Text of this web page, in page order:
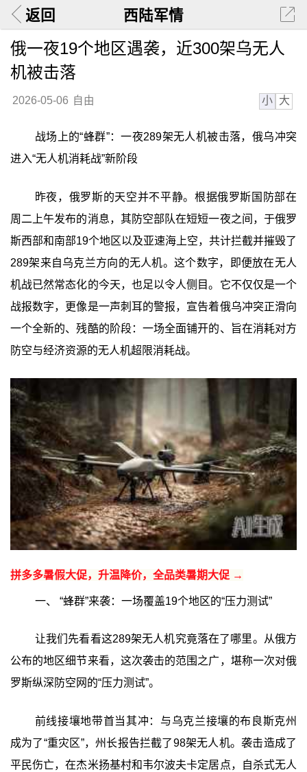
返回 西陆军情
俄一夜19个地区遇袭，近300架乌无人
机被击落
2026-05-06 自由 小 大
战场上的“蜂群”：一夜289架无人机被击落，俄乌冲突
进入“无人机消耗战”新阶段
昨夜，俄罗斯的天空并不平静。根据俄罗斯国防部在
周二上午发布的消息，其防空部队在短短一夜之间，于俄罗
斯西部和南部19个地区以及亚速海上空，共计拦截并摧毁了
289架来自乌克兰方向的无人机。这个数字，即便放在无人
机战已然常态化的今天，也足以令人侧目。它不仅仅是一个
战报数字，更像是一声刺耳的警报，宣告着俄乌冲突正滑向
一个全新的、残酷的阶段：一场全面铺开的、旨在消耗对方
防空与经济资源的无人机超限消耗战。
拼多多暑假大促，升温降价，全品类暑期大促 →
一、 “蜂群”来袭：一场覆盖19个地区的“压力测试”
让我们先看看这289架无人机究竟落在了哪里。从俄方
公布的地区细节来看，这次袭击的范围之广，堪称一次对俄
罗斯纵深防空网的“压力测试”。
前线接壤地带首当其冲：与乌克兰接壤的布良斯克州
成为了“重灾区”，州长报告拦截了98架无人机。袭击造成了
平民伤亡，在杰米扬基村和韦尔波夫卡定居点，自杀式无人